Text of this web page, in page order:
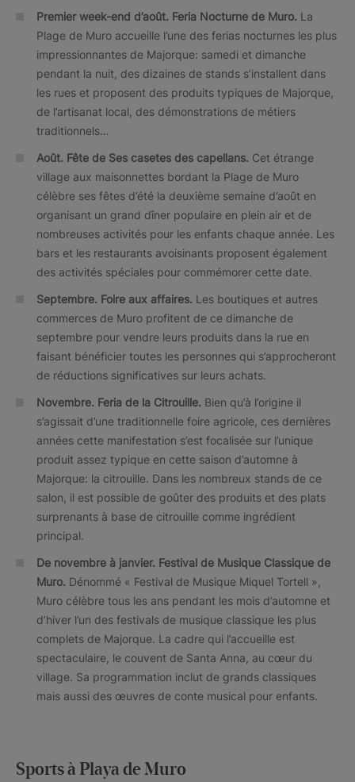
Premier week-end d’août. Feria Nocturne de Muro. La
Plage de Muro accueille l’une des ferias nocturnes les plus
impressionnantes de Majorque: samedi et dimanche
pendant la nuit, des dizaines de stands s’installent dans
les rues et proposent des produits typiques de Majorque,
de l’artisanat local, des démonstrations de métiers
traditionnels…
Août. Fête de Ses casetes des capellans. Cet étrange
village aux maisonnettes bordant la Plage de Muro
célèbre ses fêtes d’été la deuxième semaine d’août en
organisant un grand dîner populaire en plein air et de
nombreuses activités pour les enfants chaque année. Les
bars et les restaurants avoisinants proposent également
des activités spéciales pour commémorer cette date.
Septembre. Foire aux affaires. Les boutiques et autres
commerces de Muro profitent de ce dimanche de
septembre pour vendre leurs produits dans la rue en
faisant bénéficier toutes les personnes qui s’approcheront
de réductions significatives sur leurs achats.
Novembre. Feria de la Citrouille. Bien qu’à l’origine il
s’agissait d’une traditionnelle foire agricole, ces dernières
années cette manifestation s’est focalisée sur l’unique
produit assez typique en cette saison d’automne à
Majorque: la citrouille. Dans les nombreux stands de ce
salon, il est possible de goûter des produits et des plats
surprenants à base de citrouille comme ingrédient
principal.
De novembre à janvier. Festival de Musique Classique de
Muro. Dénommé « Festival de Musique Miquel Tortell »,
Muro célèbre tous les ans pendant les mois d’automne et
d’hiver l’un des festivals de musique classique les plus
complets de Majorque. La cadre qui l’accueille est
spectaculaire, le couvent de Santa Anna, au cœur du
village. Sa programmation inclut de grands classiques
mais aussi des œuvres de conte musical pour enfants.
Sports à Playa de Muro